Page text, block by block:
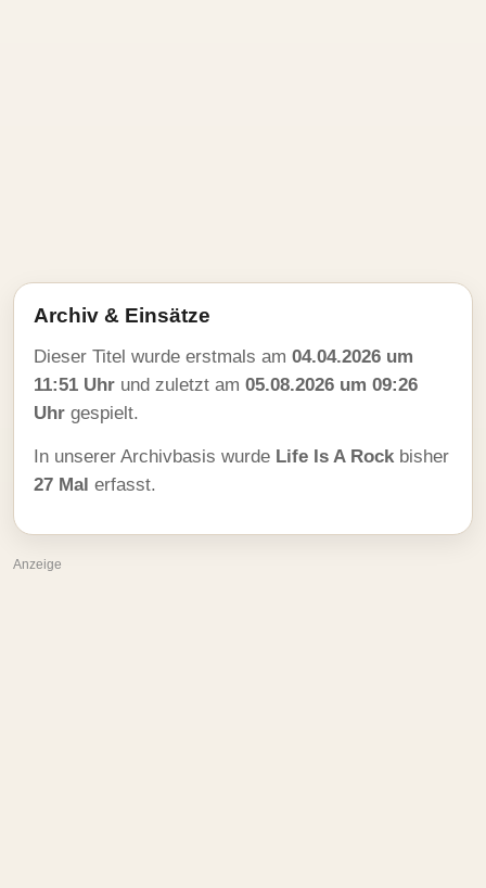
Archiv & Einsätze
Dieser Titel wurde erstmals am 04.04.2026 um
11:51 Uhr und zuletzt am 05.08.2026 um 09:26
Uhr gespielt.
In unserer Archivbasis wurde Life Is A Rockbisher
27 Mal erfasst.
Anzeige